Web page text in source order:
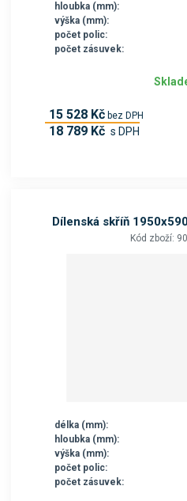
hloubka (mm):
výška (mm):
počet polic:
počet zásuvek:
15 528 Kč bez DPH
18 789 Kč s DPH
Dílenská skříň
Kód zboží:
délka (mm):
hloubka (mm):
výška (mm):
počet polic:
počet zásuvek: